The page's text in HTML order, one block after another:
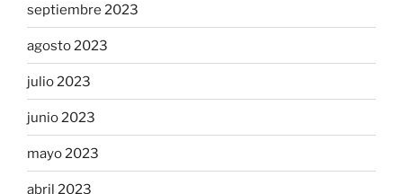
septiembre 2023
agosto 2023
julio 2023
junio 2023
mayo 2023
abril 2023